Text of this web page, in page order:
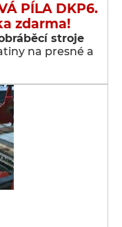
PÍLA DKP6.
zdarma!
stroje
na presné a